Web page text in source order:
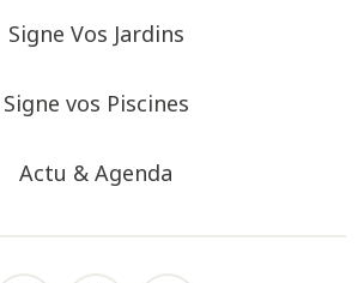
Signe Vos Jardins
Signe vos Piscines
Actu & Agenda